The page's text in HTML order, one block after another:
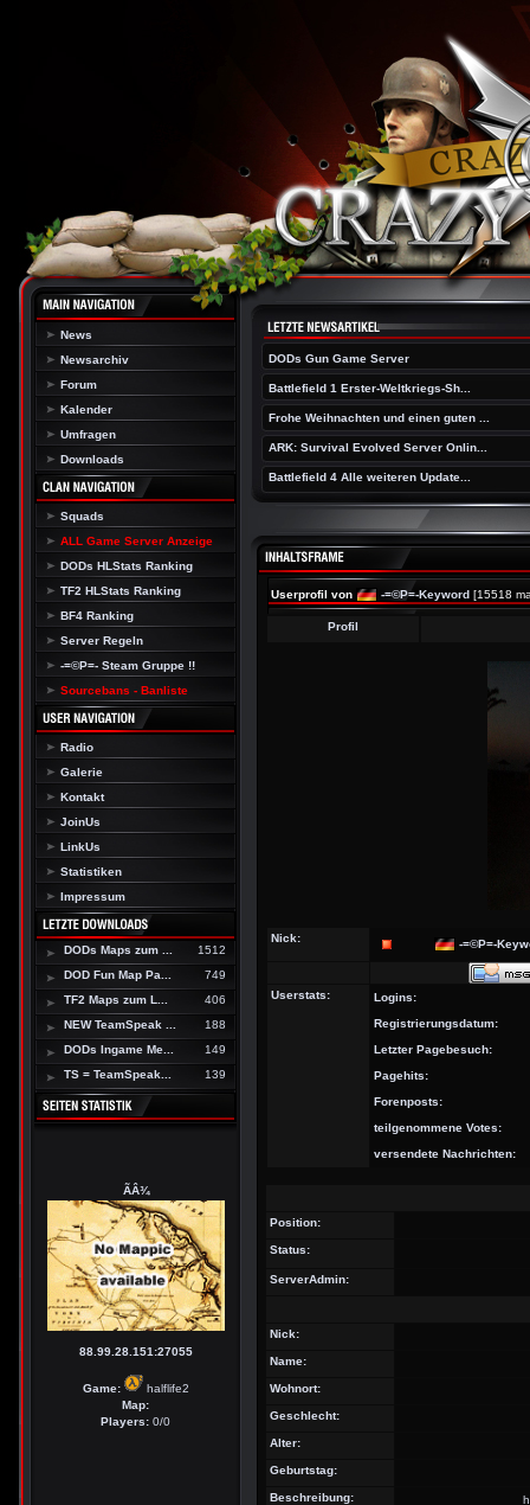
News
Newsarchiv
Forum
Kalender
Umfragen
Downloads
Squads
ALL Game Server Anzeige
DODs HLStats Ranking
TF2 HLStats Ranking
BF4 Ranking
Server Regeln
-=©P=- Steam Gruppe !!
Sourcebans - Banliste
Radio
Galerie
Kontakt
JoinUs
LinkUs
Statistiken
Impressum
DODs Maps zum ...
1512
DOD Fun Map Pa...
749
TF2 Maps zum L...
406
NEW TeamSpeak ...
188
DODs Ingame Me...
149
TS = TeamSpeak...
139
ÃÂ¾
88.99.28.151:27055
Game:
halflife2
Map:
Players: 0/0
DODs Gun Game Server
Battlefield 1 Erster-Weltkriegs-Sh...
Frohe Weihnachten und einen guten ...
ARK: Survival Evolved Server Onlin...
Battlefield 4 Alle weiteren Update...
Userprofil von -=©P=-Keyword [15518
Profil
Nick: -=©P=-
Userstats:
Logins:
Registrierungsdatum:
Letzter Pagebesuch:
Pagehits:
Forenposts:
teilgenommene Votes:
versendete Nachrichten:
Position:
Status:
ServerAdmin:
Nick:
Name:
Wohnort:
Geschlecht:
Alter:
Geburtstag:
Beschreibung: